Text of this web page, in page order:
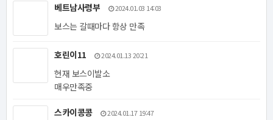
베트남사령부 2024.01.03 14:03
보스는 갈때마다 항상 만족
호린이11 2024.01.13 20:21
현재 보스이발소
매우만족중
스카이콩콩 2024.01.17 19:47